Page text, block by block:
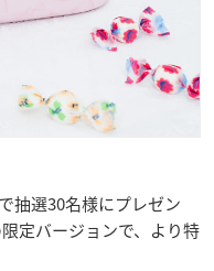
抽選30名様にプレゼン
定バージョンで、より特